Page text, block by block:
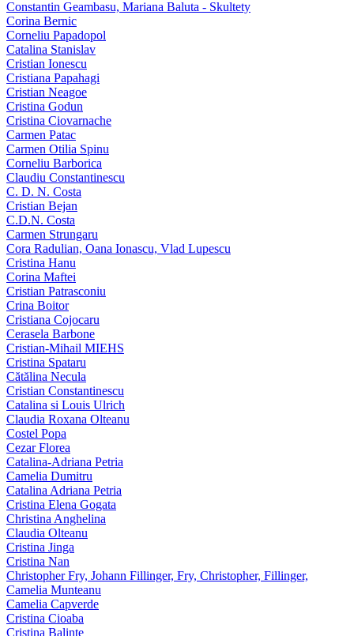
Constantin Geambasu, Mariana Baluta - Skultety
Corina Bernic
Corneliu Papadopol
Catalina Stanislav
Cristian Ionescu
Cristiana Papahagi
Cristian Neagoe
Cristina Godun
Cristina Ciovarnache
Carmen Patac
Carmen Otilia Spinu
Corneliu Barborica
Claudiu Constantinescu
C. D. N. Costa
Cristian Bejan
C.D.N. Costa
Carmen Strungaru
Cora Radulian, Oana Ionascu, Vlad Lupescu
Cristina Hanu
Corina Maftei
Cristian Patrasconiu
Crina Boitor
Cristiana Cojocaru
Cerasela Barbone
Cristian-Mihail MIEHS
Cristina Spataru
Cătălina Necula
Cristian Constantinescu
Catalina si Louis Ulrich
Claudia Roxana Olteanu
Costel Popa
Cezar Florea
Catalina-Adriana Petria
Camelia Dumitru
Catalina Adriana Petria
Cristina Elena Gogata
Christina Anghelina
Claudia Olteanu
Cristina Jinga
Cristina Nan
Christopher Fry, Johann Fillinger, Fry, Christopher, Fillinger,
Camelia Munteanu
Camelia Capverde
Cristina Cioaba
Cristina Balinte